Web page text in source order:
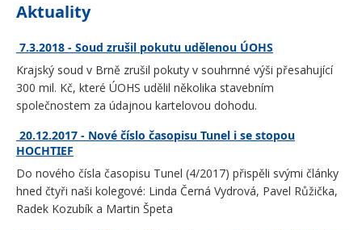
Aktuality
7.3.2018 - Soud zrušil pokutu udělenou ÚOHS
Krajský soud v Brně zrušil pokuty v souhrnné výši přesahující
300 mil. Kč, které ÚOHS udělil několika stavebním
společnostem za údajnou kartelovou dohodu.
20.12.2017 - Nové číslo časopisu Tunel i se stopou
HOCHTIEF
Do nového čísla časopisu Tunel (4/2017) přispěli svými články
hned čtyři naši kolegové: Linda Černá Vydrová, Pavel Růžička,
Radek Kozubík a Martin Špeta